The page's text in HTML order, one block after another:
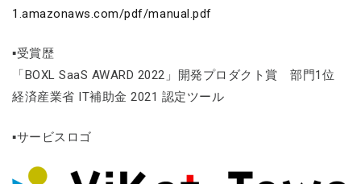
1.amazonaws.com/pdf/manual.pdf
▪受賞歴
「BOXL SaaS AWARD 2022」開発プロダクト賞 部門1位
経済産業省 IT補助金 2021 認定ツール
▪サービスロゴ